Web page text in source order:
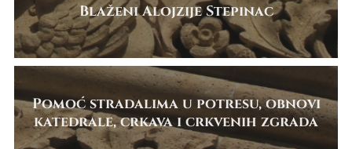
Blaženi Alojzije Stepinac
Pomoć stradalima u potresu, obnovi
katedrale, crkava i crkvenih zgrada